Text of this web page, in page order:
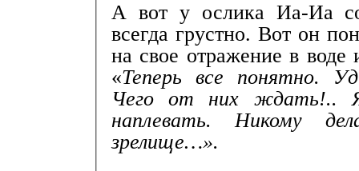
А вот у ослика Иа-Иа
всегда грустно. Вот он
на свое отражение в воде
«Теперь все понятно.
Чего от них ждать!..
наплевать. Никому
зрелище…».